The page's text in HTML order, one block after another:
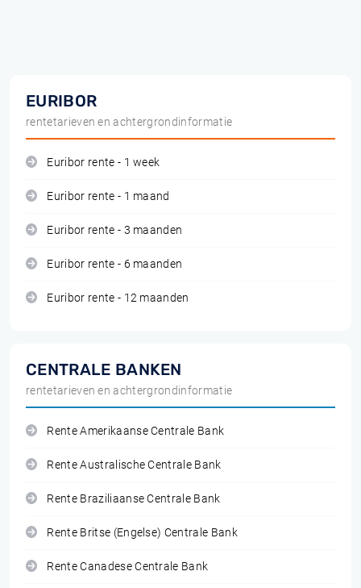
EURIBOR
rentetarieven en achtergrondinformatie
Euribor rente - 1 week
Euribor rente - 1 maand
Euribor rente - 3 maanden
Euribor rente - 6 maanden
Euribor rente - 12 maanden
CENTRALE BANKEN
rentetarieven en achtergrondinformatie
Rente Amerikaanse Centrale Bank
Rente Australische Centrale Bank
Rente Braziliaanse Centrale Bank
Rente Britse (Engelse) Centrale Bank
Rente Canadese Centrale Bank